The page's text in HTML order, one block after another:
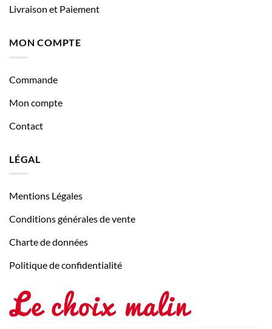
Livraison et Paiement
MON COMPTE
Commande
Mon compte
Contact
LÉGAL
Mentions Légales
Conditions générales de vente
Charte de données
Politique de confidentialité